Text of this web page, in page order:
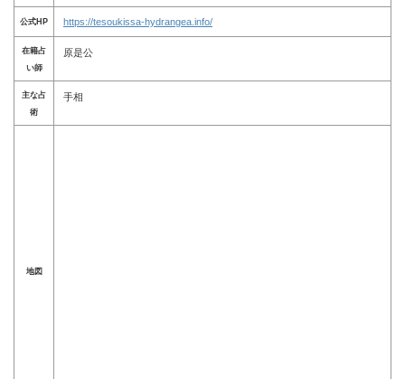
公式HP https://tesoukissa-hydrangea.info/
在籍占
い師
原是公
主な占
術
手相
地図